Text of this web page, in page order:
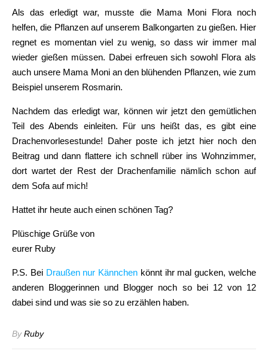
Als das erledigt war, musste die Mama Moni Flora noch
helfen, die Pflanzen auf unserem Balkongarten zu gießen. Hier
regnet es momentan viel zu wenig, so dass wir immer mal
wieder gießen müssen. Dabei erfreuen sich sowohl Flora als
auch unsere Mama Moni an den blühenden Pflanzen, wie zum
Beispiel unserem Rosmarin.
Nachdem das erledigt war, können wir jetzt den gemütlichen
Teil des Abends einleiten. Für uns heißt das, es gibt eine
Drachenvorlesestunde! Daher poste ich jetzt hier noch den
Beitrag und dann flattere ich schnell rüber ins Wohnzimmer,
dort wartet der Rest der Drachenfamilie nämlich schon auf
dem Sofa auf mich!
Hattet ihr heute auch einen schönen Tag?
Plüschige Grüße von
eurer Ruby
P.S. Bei Draußen nur Kännchen könnt ihr mal gucken, welche
anderen Bloggerinnen und Blogger noch so bei 12 von 12
dabei sind und was sie so zu erzählen haben.
ByRuby